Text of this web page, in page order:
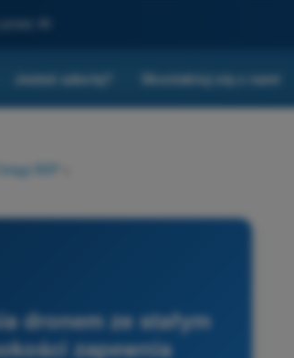
AI
Jesteś szkołą? Skontaktuj się z nami
Osiągi BSP
dronem ze stałym
zapewnia